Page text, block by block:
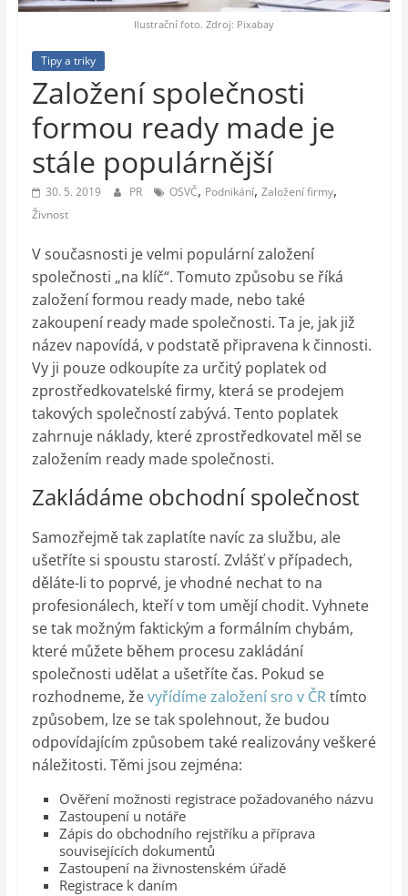
vesmír
Ilustrační foto. Zdroj: Pixabay
Tipy a triky
Založení společnosti
formou ready made je
stále populárnější
30. 5. 2019 PR OSVČ, Podnikání, Založení firmy,
Živnost
V současnosti je velmi populární založení
společnosti „na klíč“. Tomuto způsobu se říká
založení formou ready made, nebo také
zakoupení ready made společnosti. Ta je, jak již
název napovídá, v podstatě připravena k činnosti.
Vy ji pouze odkoupíte za určitý poplatek od
zprostředkovatelské firmy, která se prodejem
takových společností zabývá. Tento poplatek
zahrnuje náklady, které zprostředkovatel měl se
založením ready made společnosti.
Zakládáme obchodní společnost
Samozřejmě tak zaplatíte navíc za službu, ale
ušetříte si spoustu starostí. Zvlášť v případech,
děláte-li to poprvé, je vhodné nechat to na
profesionálech, kteří v tom umějí chodit. Vyhnete
se tak možným faktickým a formálním chybám,
které můžete během procesu zakládání
společnosti udělat a ušetříte čas. Pokud se
rozhodneme, ževyřídíme založení sro v ČRtímto
způsobem, lze se tak spolehnout, že budou
odpovídajícím způsobem také realizovány veškeré
náležitosti. Těmi jsou zejména:
Ověření možnosti registrace požadovaného názvu
Zastoupení u notáře
Zápis do obchodního rejstříku a příprava
souvisejících dokumentů
Zastoupení na živnostenském úřadě
Registrace k daním